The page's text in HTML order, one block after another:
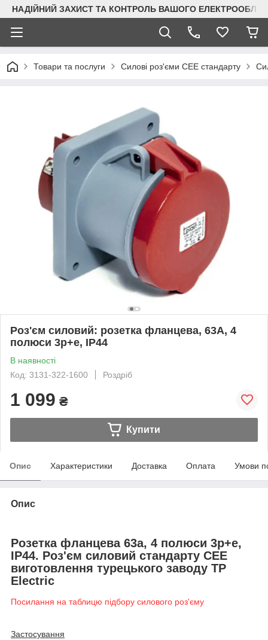
НАДІЙНИЙ ЗАХИСТ ТА КОНТРОЛЬ ВАШОГО
Товари та послуги Силові роз'єми CEE стандарту
Роз'єм силовий: розетка фланцева, 63А, 4
полюси 3p+e, IP44
В наявності
Код: 3131-322-1600
Роздріб
1 099 ₴
Купити
Опис Характеристики Доставка Оплата Умови
Опис
Розетка фланцева 63a, 4 полюси 3p+e,
IP44. Роз'єм силовий стандарту СЕЕ
виготовлення турецького заводу TP
Electric
Посилання на таблицю підбору силового роз'єму
Застосування